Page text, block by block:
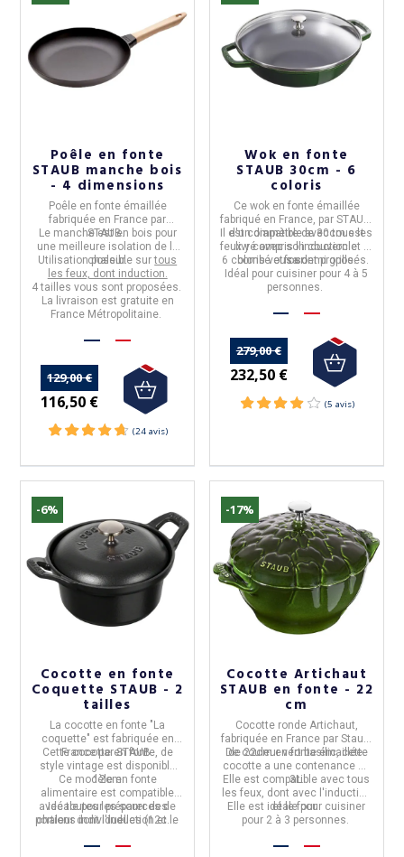
(12 avis)
Poêle en fonte
STAUB manche bois
- 4 dimensions
Poêle en fonte émaillée
fabriquée en France par
STAUB.
Le manche est en bois pour
une meilleure isolation de la
chaleur.
Utilisation possible surtous
les feux, dont induction.
4 tailles vous sont proposées.
La livraison est gratuite en
France Métropolitaine.
129,00 €
116,50 €
Wok en fonte
STAUB 30cm - 6
coloris
Ce wok en fonte émaillée
fabriqué en France, par STAUB,
d'un diamètre de30cmest
livré avec son couvercle
bombé et sa demi grille.
Il estcompatible avec tous les
feux y compris l'induction et le
four.
6 coloris vous sont proposés.
Idéal pour cuisiner pour 4 à 5
personnes.
279,00 €
232,50 €
-6%
Cocotte en fonte
Coquette STAUB - 2
tailles
La cocotte en fonte "La
coquette" est fabriquée en
FranceparSTAUB.
Cette cocotte en fonte, de
style vintage est disponible
12cm
Ce modèle en fonte
alimentaire est compatible
avec toutes les sources de
chaleur dont l'induction et le
Idéale pour préparer des
portions individuelles (12cm)
-17%
Cocotte Artichaut
STAUB en fonte - 22
cm
Cocotte ronde Artichaut,
fabriquée en France parStaub,
de22cm en fonte émaillée.
De couleurvert basilic, cette
cocotte a une contenance de
3L.
Elle est compatible avec tous
les feux, dont avec l'induction
et le four.
Elle est idéale pour cuisiner
pour 2 à 3 personnes.